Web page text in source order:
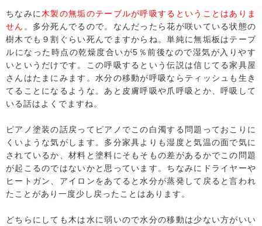
ちなみに 木製の無垢のテーブルが呼吸するということはありま
せん 。多分死んでるので。なんだったら花が咲いている状態の
樹木でも９割ぐらい死んでますからね。単純に無垢板はテーブ
ルになった時点の乾燥度合いが5％前後なので湿気が入りやす
いというだけです。この呼吸するという伝説は信じてる家具屋
さんはたまにみます。水分の移動が呼吸ならティッシュも生き
てることになるような。あと皮膚呼吸や爪呼吸とか、呼吸して
いる話はよくでますね。
ピアノ塗装の話戻ってピアノでこの白濁する問題っておこりに
くいような気がします。多分家具よりも湿度と気温の面で気に
されているか、材料と塗料にそもそもの差があるかでこの問題
が起こるのではないかと思っています。ちなみにドライヤーや
ヒートガン、アイロンをあてると水分が蒸発して戻ると言われ
たことがあり一度少し戻ったことはあります。
どちらにしても木は水に弱いので水分の移動は少ない方がいい